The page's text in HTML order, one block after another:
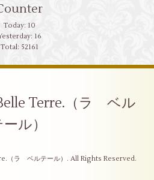
Today: 10
16
Total: 52161
Terre.（ラ ベル
ル）
（ラ ベルテール） . All Rights Reserved.